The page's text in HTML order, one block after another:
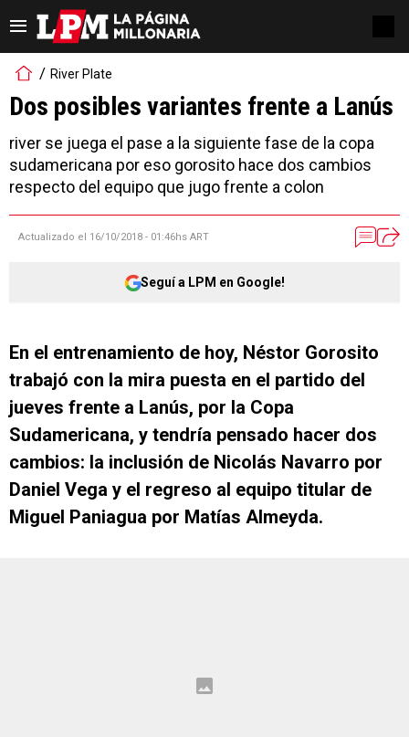
River Plate
Dos posibles variantes frente a Lanús
river se juega el pase a la siguiente fase de la copa
sudamericana por eso gorosito hace dos cambios
respecto del equipo que jugo frente a colon
Actualizado el 16/10/2018 - 01:46hs ART
Seguí a LPM en Google!
En el entrenamiento de hoy, Néstor Gorosito
trabajó con la mira puesta en el partido del
jueves frente a Lanús, por la Copa
Sudamericana, y tendría pensado hacer dos
cambios: la inclusión de Nicolás Navarro por
Daniel Vega y el regreso al equipo titular de
Miguel Paniagua por Matías Almeyda.